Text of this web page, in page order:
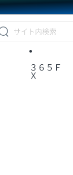
３６５Ｆ
Ｘ